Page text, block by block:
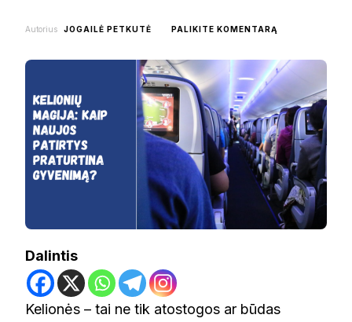
Autorius JOGAILĖ PETKUTĖ PALIKITE KOMENTARĄ
KAIP
PATIRTYS
PRATURTINA
GYVENIMĄ?
Dalintis
Kelionės – tai ne tik atostogos ar būdas